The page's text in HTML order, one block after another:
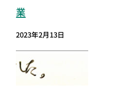
業
2023年2月13日